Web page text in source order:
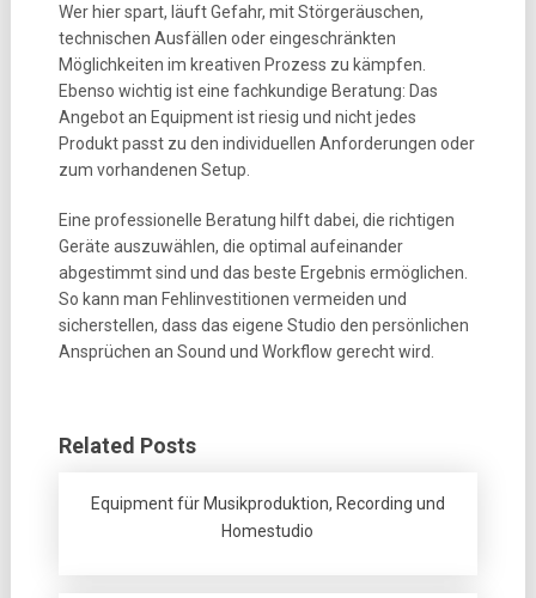
Wer hier spart, läuft Gefahr, mit Störgeräuschen,
technischen Ausfällen oder eingeschränkten
Möglichkeiten im kreativen Prozess zu kämpfen.
Ebenso wichtig ist eine fachkundige Beratung: Das
Angebot an Equipment ist riesig und nicht jedes
Produkt passt zu den individuellen Anforderungen oder
zum vorhandenen Setup.
Eine professionelle Beratung hilft dabei, die richtigen
Geräte auszuwählen, die optimal aufeinander
abgestimmt sind und das beste Ergebnis ermöglichen.
So kann man Fehlinvestitionen vermeiden und
sicherstellen, dass das eigene Studio den persönlichen
Ansprüchen an Sound und Workflow gerecht wird.
Related Posts
Equipment für Musikproduktion, Recording und
Homestudio